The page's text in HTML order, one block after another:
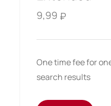
9,99 ₽
One time fee for
search results